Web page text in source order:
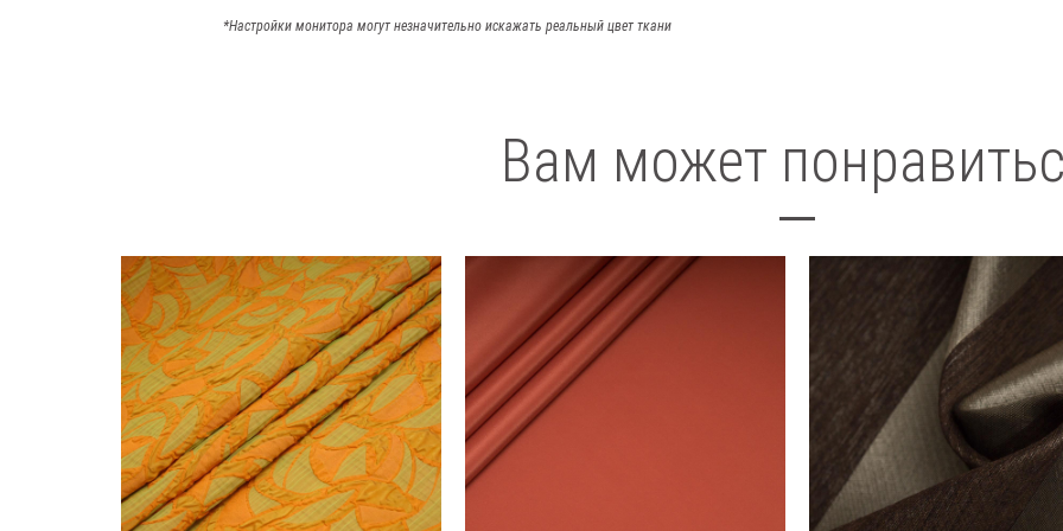
*Настройки монитора могут незначительно искажать реальный цвет ткани
Вам может